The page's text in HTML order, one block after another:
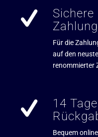
Sichere
Zahlung
Für die
auf den
renommierter
14 Tage
Bequem